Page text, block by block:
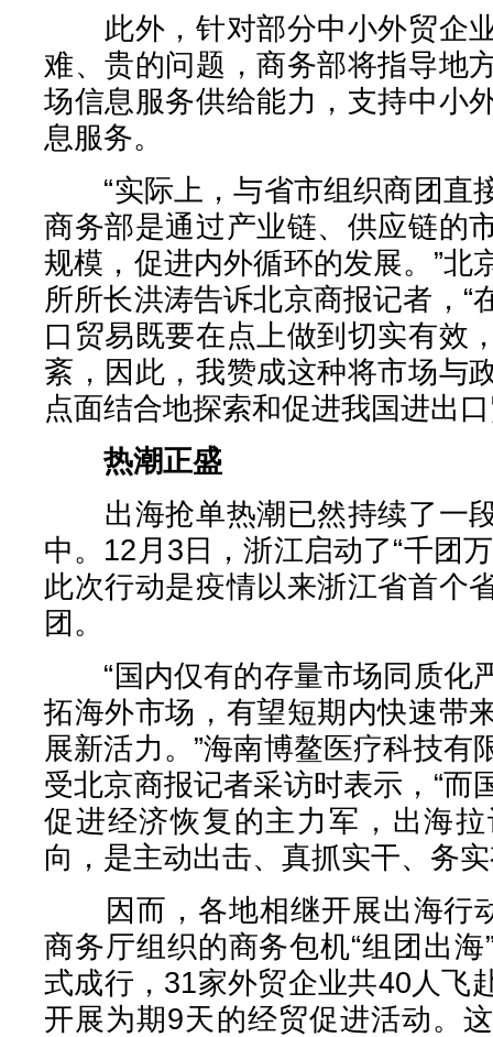
此外，针对部分中小外贸企
难、贵的问题，商务部将指导地
场信息服务供给能力，支持中小
息服务。
“实际上，与省市组织商团直
商务部是通过产业链、供应链的
规模，促进内外循环的发展。”北
所所长洪涛告诉北京商报记者，“
口贸易既要在点上做到切实有效
紊，因此，我赞成这种将市场与
点面结合地探索和促进我国进出
热潮正盛
出海抢单热潮已然持续了一
中。12月3日，浙江启动了“千团
此次行动是疫情以来浙江省首个
团。
“国内仅有的存量市场同质化
拓海外市场，有望短期内快速带
展新活力。”海南博鳌医疗科技有
受北京商报记者采访时表示，“而
促进经济恢复的主力军，出海
向，是主动出击、真抓实干、务
因而，各地相继开展出海行
商务厅组织的商务包机“组团出
式成行，31家外贸企业共40人飞
开展为期9天的经贸促进活动。